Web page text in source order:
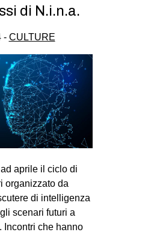
di N.i.n.a.
- CULTURE
aprile il ciclo di
organizzato da
di intelligenza
scenari futuri a
Incontri che hanno